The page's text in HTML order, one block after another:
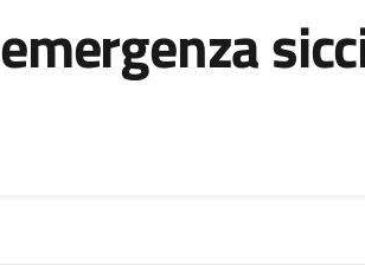
emergenza